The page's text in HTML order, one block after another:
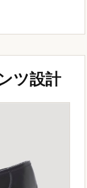
ツ設計